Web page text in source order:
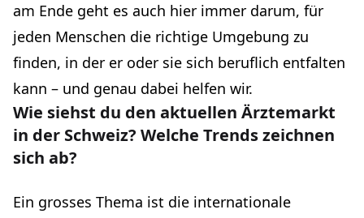
am Ende geht es auch hier immer darum, für
jeden Menschen die richtige Umgebung zu
finden, in der er oder sie sich beruflich entfalten
kann – und genau dabei helfen wir.
Wie siehst du den aktuellen Ärztemarkt
in der Schweiz? Welche Trends zeichnen
sich ab?
Ein grosses Thema ist die internationale